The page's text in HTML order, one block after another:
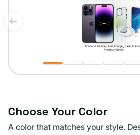
Choose Your Color
A color that matches your style.